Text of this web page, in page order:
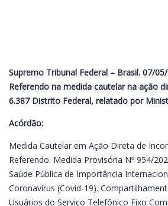
Supremo Tribunal Federal – Brasil. 07/
Referendo na medida cautelar na ação
6.387 Distrito Federal, relatado por
Acórdão:
Medida Cautelar em Ação Direta de
Referendo. Medida Provisória Nº 954/
Saúde Pública de Importância
Coronavírus (Covid-19).
Usuários do Serviço Telefônico Fixo